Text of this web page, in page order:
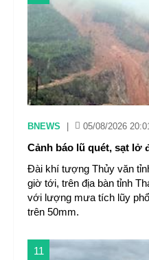
BNEWS 05/08/2026
Cảnh báo lũ quét, sạt lở
Đài khí tượng Thủy văn
giờ tới, trên địa bàn tỉnh
với lượng mưa tích lũy
trên 50mm.
11